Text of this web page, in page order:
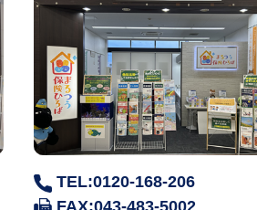
TEL:0120-168-206
FAX:043-483-5002